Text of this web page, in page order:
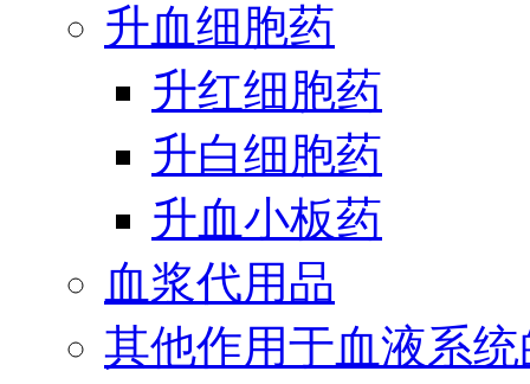
升血细胞药
升红细胞药
升白细胞药
升血小板药
血浆代用品
其他作用于血液系